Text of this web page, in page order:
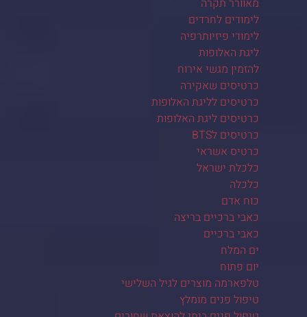
מאוורר תקרה
לימודים לחרדים
לימודי פיזיותרפיה
ליגת האלופות
להזמין מגשי אירוח
כרטיסים שאקירה
כרטיסים לליגת האלופות
כרטיסים ליגת האלופות
כרטיסים לBTS
כרטיס אשראי
כלכלת ישראל
כלכלה
כוח אדם
כאבי ברכיים בריצה
כאבי ברכיים
ים המלח
יום פתוח
טלפארמה מוצרים לגיל השלישי
טיפול פנים מומלץ